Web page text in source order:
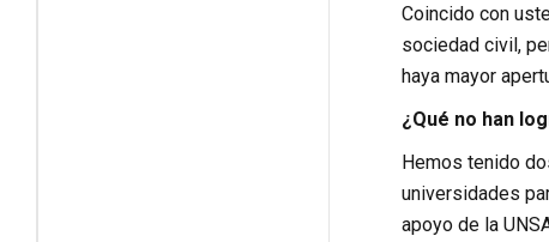
Coincido con
sociedad civil,
haya mayor
¿Qué no han
Hemos tenido
universidades
apoyo de la